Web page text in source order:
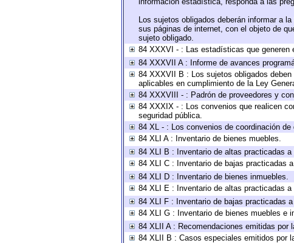
Los sujetos obligados deberán informar a
sus páginas de internet, con el objeto de
sujeto obligado.
84 XXXVI - : Las estadísticas que generen
84 XXXVII A : Informe de avances
84 XXXVII B : Los sujetos obligados
aplicables en cumplimiento de la Ley
84 XXXVIII - : Padrón de proveedores y
84 XXXIX - : Los convenios que realicen
seguridad pública.
84 XL - : Los convenios de coordinación
84 XLI A : Inventario de bienes muebles.
84 XLI B : Inventario de altas practicadas a
84 XLI C : Inventario de bajas practicadas
84 XLI D : Inventario de bienes inmuebles.
84 XLI E : Inventario de altas practicadas a
84 XLI F : Inventario de bajas practicadas
84 XLI G : Inventario de bienes muebles e
84 XLII A : Recomendaciones emitidas por
84 XLII B : Casos especiales emitidos por